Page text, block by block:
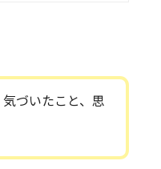
づいたこと、思